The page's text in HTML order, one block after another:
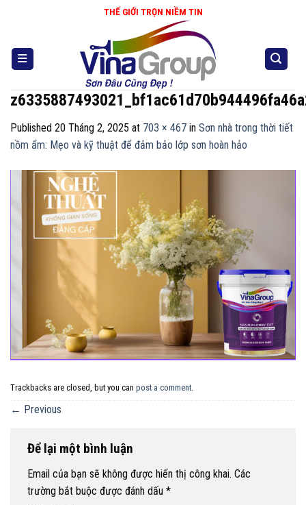
THẾ GIỚI TRỌN NIỀM TIN
Published 20 Tháng 2, 2025 at 703 × 467 in Sơn nhà trong thời tiết
nồm ẩm: Mẹo và kỹ thuật để đảm bảo lớp sơn hoàn hảo
Trackbacks are closed, but you can post a comment.
← Previous
Để lại một bình luận
Email của bạn sẽ không được hiển thị công khai. Các
trường bắt buộc được đánh dấu *